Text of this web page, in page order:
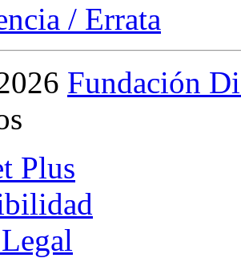
/ Errata
Fundación
Plus